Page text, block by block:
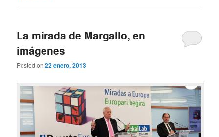
La mirada de Margallo, en
imágenes
Posted on22 enero, 2013